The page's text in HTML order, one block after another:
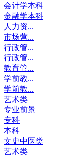
会计学本科
金融学本科
人力资...
市场营...
行政管...
行政管...
教育管...
学前教...
学前教...
艺术类
专业前景
专科
本科
文史中医类
艺术类